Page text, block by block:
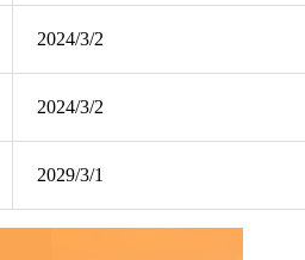
2024/3/2
2024/3/2
2029/3/1